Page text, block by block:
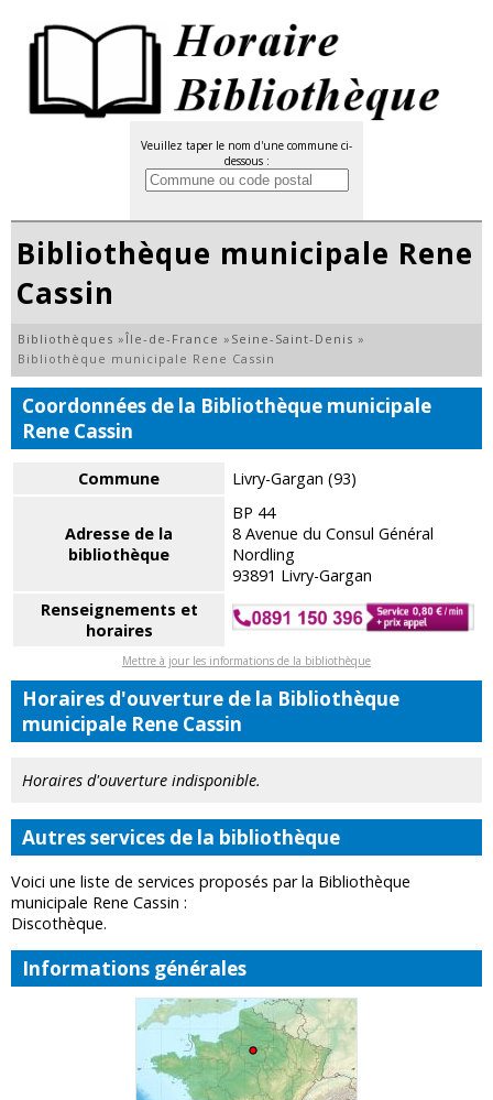
Veuillez taper le nom d'une commune ci-
dessous :
Bibliothèque municipale Rene
Cassin
Bibliothèques »Île-de-France » Seine-Saint-Denis »
Bibliothèque municipale Rene Cassin
Coordonnées de la Bibliothèque municipale
Rene Cassin
Commune Livry-Gargan (93)
Adresse de la
bibliothèque
BP 44
8 Avenue du Consul Général
Nordling
93891 Livry-Gargan
Renseignements et
horaires
Mettre à jour les informations de la bibliothèque
Horaires d'ouverture de la Bibliothèque
municipale Rene Cassin
Horaires d'ouverture indisponible.
Autres services de la bibliothèque
Voici une liste de services proposés par la Bibliothèque
municipale Rene Cassin :
Discothèque.
Informations générales